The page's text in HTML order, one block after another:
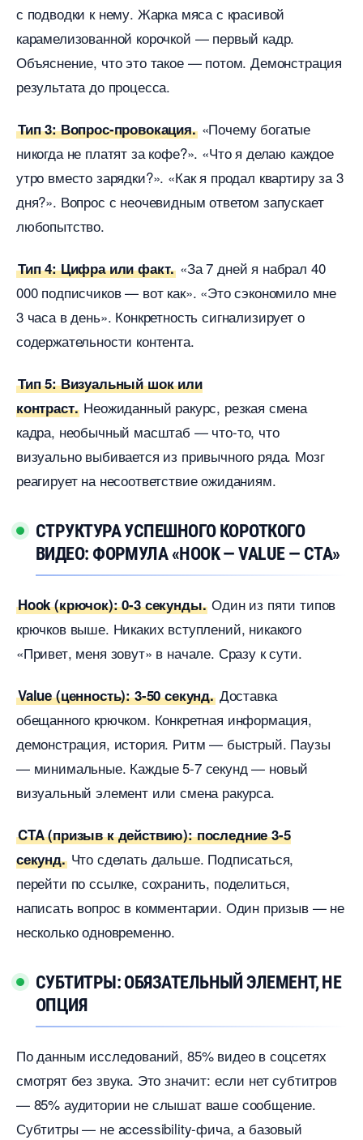
с подводки к нему. Жарка мяса с красивой
карамелизованной корочкой — первый кадр.
Объяснение, что это такое — потом. Демонстрация
результата до процесса.
Тип 3: Вопрос-провокация.«Почему богатые
никогда не платят за кофе?». «Что я делаю каждое
утро вместо зарядки?». «Как я продал квартиру за 3
дня?». Вопрос с неочевидным ответом запускает
любопытство.
Тип 4: Цифра или факт. «За 7 дней я набрал 40
000 подписчиков — вот как». «Это сэкономило мне
3 часа в день». Конкретность сигнализирует о
содержательности контента.
Тип 5: Визуальный шок или
контраст. Неожиданный ракурс, резкая смена
кадра, необычный масштаб — что-то, что
изуально выбивается из привычного ряда. Моз
реагирует на несоответствие ожиданиям.
СТРУКТУРА УСПЕШНОГО КОРОТКОГО
ИДЕО: ФОРМУЛА «HOOK — VALUE — CTA»
Hook (крючок): 0-3 секунды. Один из пяти типо
крючков выше. Никаких вступлений, никакого
«Привет, меня зовут» в начале. Сразу к сути.
Value (ценность): 3-50 секунд.Доставка
обещанного крючком. Конкретная информация,
демонстрация, история. Ритм — быстрый. Паузы
— минимальные. Каждые 5-7 секунд — новый
изуальный элемент или смена ракурса.
CTA (призыв к действию): последние 3-5
секунд.Что сделать дальше. Подписаться,
перейти по ссылке, сохранить, поделиться,
написать вопрос в комментарии. Один призыв — не
несколько одновременно.
СУБТИТРЫ: ОБЯЗАТЕЛЬНЫЙ ЭЛЕМЕНТ, НЕ
ОПЦИЯ
По данным исследований, 85% видео в соцсетях
смотрят без звука. Это значит: если нет субтитро
— 85% аудитории не слышат ваше сообщение.
Субтитры — не accessibility-фича, а базовый